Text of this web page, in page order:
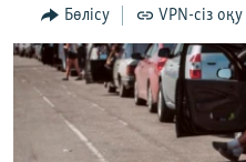
Search
ӘЛЕУМЕТ
ӘЛЕМ
АРНАЙЫ ЖОБАЛАР
Русский
Бөлісу VPN-сіз оқу